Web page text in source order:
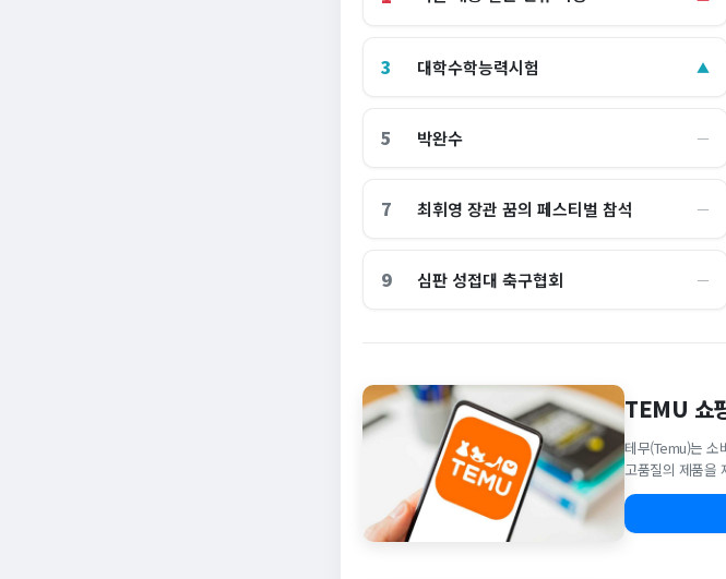
3 대학수학능력시험 ▲
5 박완수 ―
7 최휘영 장관 꿈의 페스티벌 참석 ―
9 심판 성접대 축구협회 ―
TEMU 쇼
테무(Temu)는 소
고품질의 제품을